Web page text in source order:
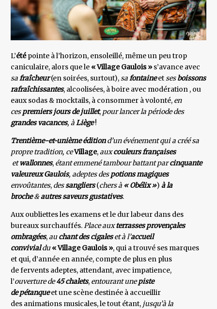
L’étépointe à l’horizon, ensoleillé, même un peu trop
caniculaire, alors que le « Village Gaulois » s’avance avec
safraîcheur(en soirées, surtout),safontaineetsesboissons
rafraîchissantes, alcoolisées, à boire avec modération , ou
eaux sodas & mocktails, à consommer à volonté, en
cespremiers jours de juillet, pour lancer la période des
grandes vacances, àLiège!
Trentième-et-unième éditiond’un événement qui a créé sa
propre tradition, ceVillage,auxcouleurs françaises
etwallonnes, étant emmené tambour battant parcinquante
valeureux Gaulois, adeptes despotions magiques
envoûtantes, dessangliers(chers à « Obélix ») à la
broche&autres saveurs gustatives.
Aux oubliettes les examens et le dur labeur dans des
bureaux surchauffés.Place auxterrasses provençales
ombragées,auchant des cigaleset à l’accueil
convivialdu« Village Gaulois », qui a trouvé ses marques
et qui, d’année en année, compte de plus en plus
de fervents adeptes, attendant, avec impatience,
l’ouverture de45chalets, entourant unepiste
de pétanqueet une scène destinée à accueillir
des animations musicales, le tout étant, jusqu’à la